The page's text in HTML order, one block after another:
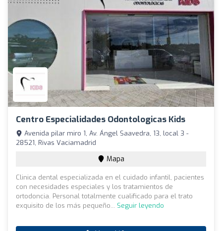
Centro Especialidades Odontologicas Kids
Avenida pilar miro 1, Av. Ángel Saavedra, 13, local 3 -
28521, Rivas Vaciamadrid
Mapa
Clinica dental especializada en el cuidado infantil, pacientes
con necesidades especiales y los tratamientos de
ortodoncia. Personal totalmente cualificado para el trato
exquisito de los más pequeño... Seguir leyendo